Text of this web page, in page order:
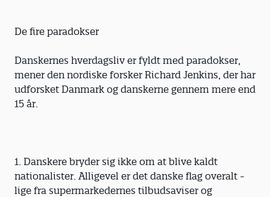
De fire paradokser
Danskernes hverdagsliv er fyldt med paradokser,
mener den nordiske forsker Richard Jenkins, der har
udforsket Danmark og danskerne gennem mere end
15 år.
1. Danskere bryder sig ikke om at blive kaldt
nationalister. Alligevel er det danske flag overalt -
lige fra supermarkedernes tilbudsaviser og